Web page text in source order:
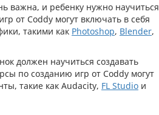
важна, и ребенку нужно научиться
от Coddy могут включать в себя
такими как Photoshop, Blender,
должен научиться создавать
по созданию игр от Coddy могут
такие как Audacity, FL Studio и